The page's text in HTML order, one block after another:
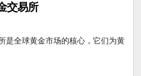
交易所
是全球黄金市场的核心，它们为黄